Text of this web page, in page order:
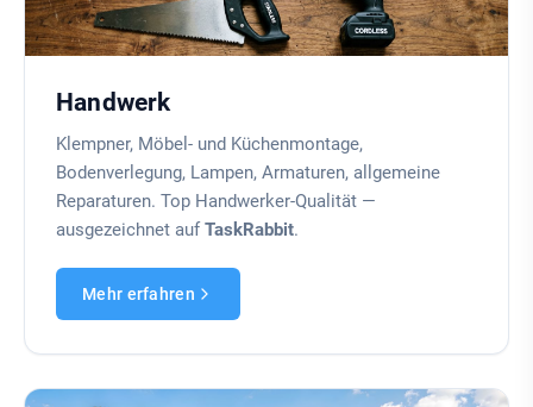
Handwerk
Klempner, Möbel- und Küchenmontage,
Bodenverlegung, Lampen, Armaturen, allgemeine
Reparaturen. Top Handwerker-Qualität —
ausgezeichnet aufTaskRabbit.
Mehr erfahren